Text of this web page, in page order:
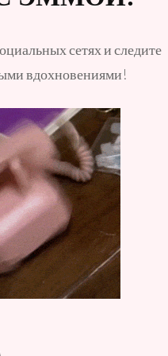
сетях и следите
вдохновениями!